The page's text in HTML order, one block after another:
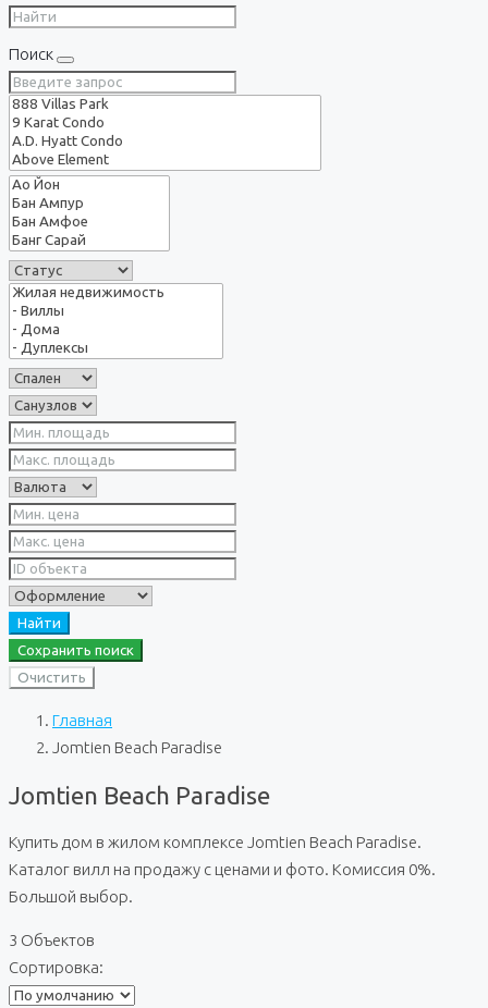
Поиск
Найти
Сохранить поиск
Очистить
Главная
Jomtien Beach Paradise
Jomtien Beach Paradise
Купить дом в жилом комплексе Jomtien Beach Paradise.
Каталог вилл на продажу с ценами и фото. Комиссия 0%.
Большой выбор.
3 Объектов
Сортировка: